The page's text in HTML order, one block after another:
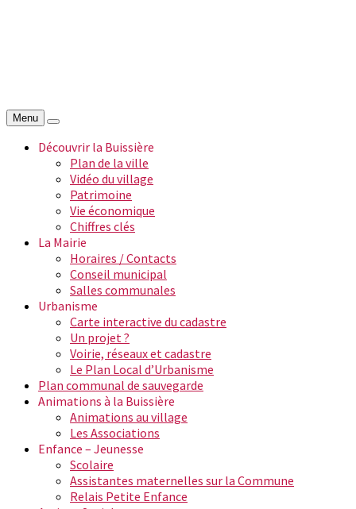
Menu
Découvrir la Buissière
Plan de la ville
Vidéo du village
Patrimoine
Vie économique
Chiffres clés
La Mairie
Horaires / Contacts
Conseil municipal
Salles communales
Urbanisme
Carte interactive du cadastre
Un projet ?
Voirie, réseaux et cadastre
Le Plan Local d’Urbanisme
Plan communal de sauvegarde
Animations à la Buissière
Animations au village
Les Associations
Enfance – Jeunesse
Scolaire
Assistantes maternelles sur la Commune
Relais Petite Enfance